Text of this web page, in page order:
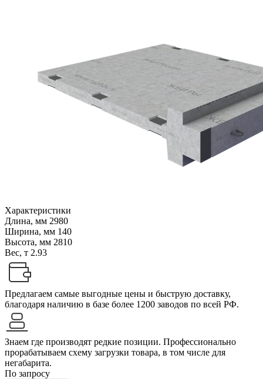
Характеристики
Длина, мм 2980
Ширина, мм 140
Высота, мм 2810
Вес, т 2.93
Предлагаем самые выгодные цены и быструю доставку,
благодаря наличию в базе более 1200 заводов по всей РФ.
Знаем где производят редкие позиции. Профессионально
прорабатываем схему загрузки товара, в том числе для
негабарита.
По запросу